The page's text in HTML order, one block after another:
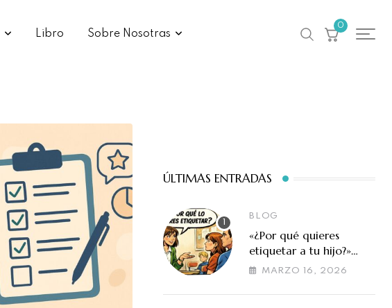
Libro Sobre Nosotras
0
ÚLTIMAS ENTRADAS
BLOG
«¿Por qué quieres
etiquetar a tu hijo?»
Cuando la evaluación
malinterpreta
MARZO 16, 2026